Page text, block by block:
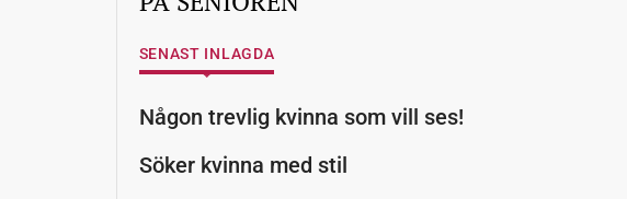
SENAST INLAGDA
Någon trevlig kvinna som vill ses!
Söker kvinna med stil